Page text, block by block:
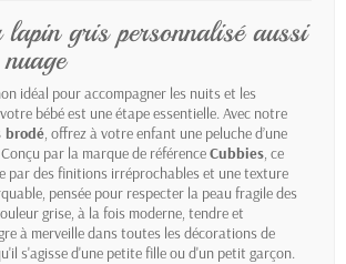
gris personnalisé aussi
idéal pour accompagner les nuits et les
bébé est une étape essentielle. Avec notre
brodé , offrez à votre enfant une peluche d’une
par la marque de référenceCubbies , ce
par des finitions irréprochables et une texture
pensée pour respecter la peau fragile des
grise, à la fois moderne, tendre et
à merveille dans toutes les décorations de
s'agisse d'une petite fille ou d'un petit garçon.